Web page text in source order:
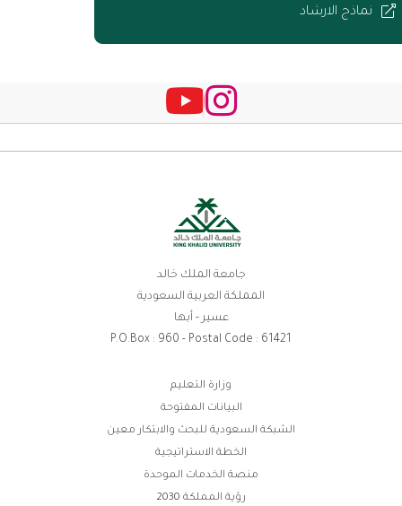
نماذج الارشاد
جامعة الملك خالد
المملكة العربية السعودية
عسير - أبها
P.O.Box : 960 - Postal Code : 61421
وزارة التعليم
البيانات المفتوحة
الشبكة السعودية للبحث والابتكار معين
الخطة الاستراتيجية
منصة الخدمات الموحدة
رؤية المملكة 2030